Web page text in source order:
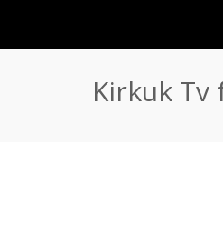
Kirkuk Tv